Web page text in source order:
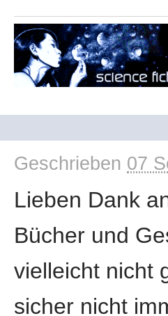
Geschrieben 07
Lieben Dank
Bücher und
vielleicht nicht
sicher nicht